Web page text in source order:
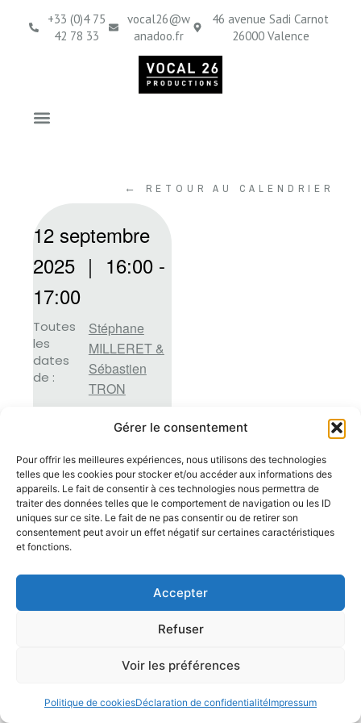
Gérer le consentement
Pour offrir les meilleures expériences, nous utilisons des technologies
telles que les cookies pour stocker et/ou accéder aux informations des
appareils. Le fait de consentir à ces technologies nous permettra de
traiter des données telles que le comportement de navigation ou les ID
uniques sur ce site. Le fait de ne pas consentir ou de retirer son
consentement peut avoir un effet négatif sur certaines caractéristiques
et fonctions.
Accepter
Refuser
Voir les préférences
Politique de cookiesDéclaration de confidentialitéImpressum
+33 (0)4 75
42 78 33
vocal26@w
anadoo.fr
46 avenue Sadi Carnot
26000 Valence
← RETOUR AU CALENDRIER
12 septembre
2025 ｜ 16:00 -
17:00
Toutes
les
dates
de :
Stéphane
MILLERET &
Sébastien
TRON
PAGE DE
L'ARTISTE ⟶